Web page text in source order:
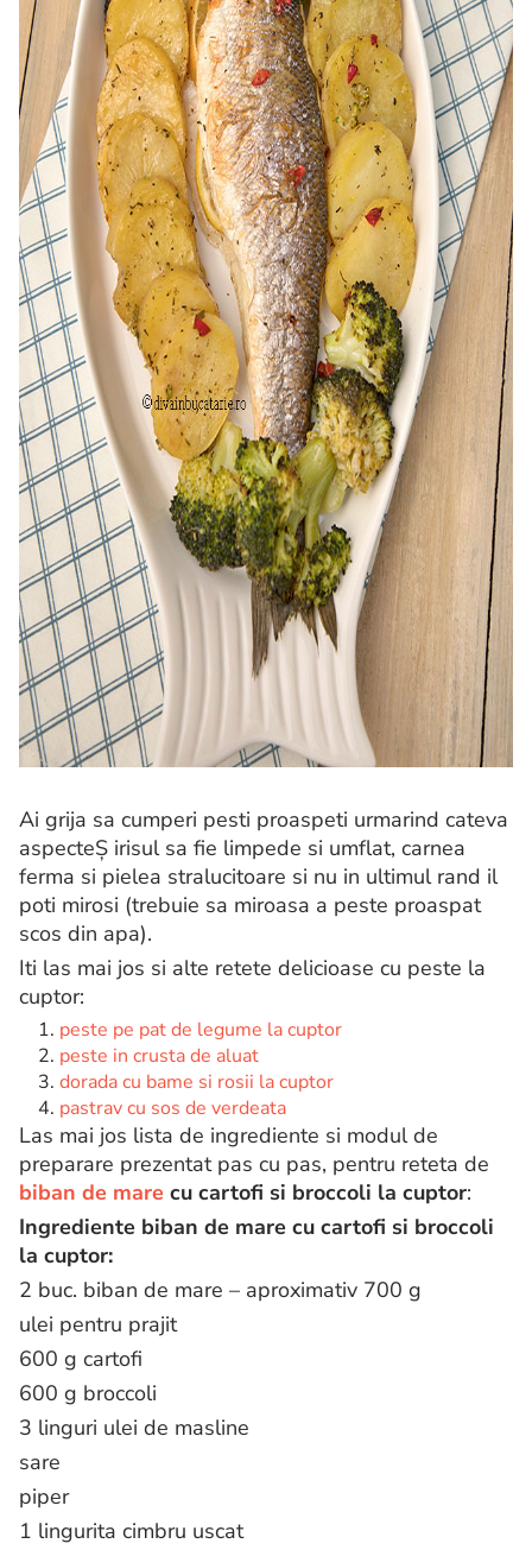
Ai grija sa cumperi pesti proaspeti urmarind cateva
aspecteȘ irisul sa fie limpede si umflat, carnea
ferma si pielea stralucitoare si nu in ultimul rand il
poti mirosi (trebuie sa miroasa a peste proaspat
scos din apa).
Iti las mai jos si alte retete delicioase cu peste la
cuptor:
peste pe pat de legume la cuptor
peste in crusta de aluat
dorada cu bame si rosii la cuptor
pastrav cu sos de verdeata
Las mai jos lista de ingrediente si modul de
preparare prezentat pas cu pas, pentru reteta de
biban de mare cu cartofi si broccoli la cuptor:
Ingrediente biban de mare cu cartofi si broccoli
la cuptor:
2 buc. biban de mare – aproximativ 700 g
ulei pentru prajit
600 g cartofi
600 g broccoli
3 linguri ulei de masline
sare
piper
1 lingurita cimbru uscat